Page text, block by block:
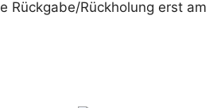
Rückgabe/Rückholung erst am